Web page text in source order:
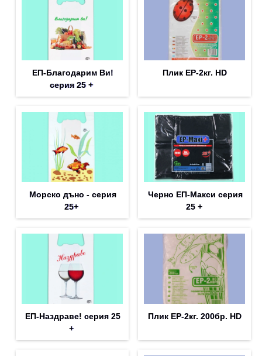
ЕП-Благодарим Ви!
серия 25 +
Плик EP-2кг. HD
Морско дъно - серия
25+
Черно ЕП-Макси серия
25 +
ЕП-Наздраве! серия 25
+
Плик EP-2кг. 200бр. HD